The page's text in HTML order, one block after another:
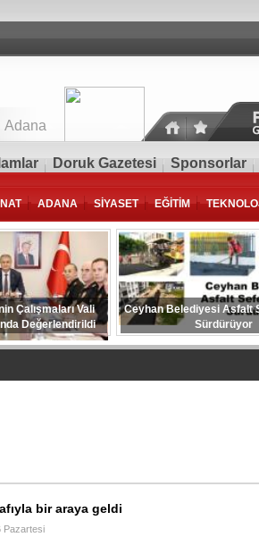
Adana
Doruk Gazetesi Sponsorlar
ADANA SİYASET EĞİTİM
Çalışmaları Vali
Değerlendirildi
Ceyhan Belediyesi Asfalt
Sürdürüyor
bir araya geldi
Pazartesi